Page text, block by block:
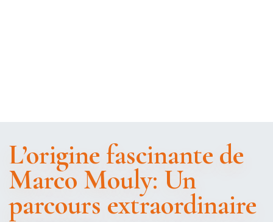
L’origine fascinante de
Marco Mouly: Un
parcours extraordinaire